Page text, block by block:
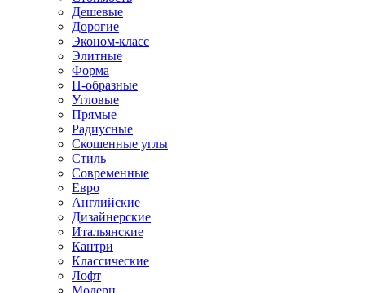
Дешевые
Дорогие
Эконом-класс
Элитные
Форма
П-образные
Угловые
Прямые
Радиусные
Скошенные углы
Стиль
Современные
Евро
Английские
Дизайнерские
Итальянские
Кантри
Классические
Лофт
Модерн